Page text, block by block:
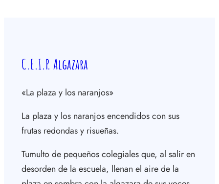
C.E.I.P. Algazara
«La plaza y los naranjos»
La plaza y los naranjos encendidos con sus
frutas redondas y risueñas.
Tumulto de pequeños colegiales que, al salir en
desorden de la escuela, llenan el aire de la